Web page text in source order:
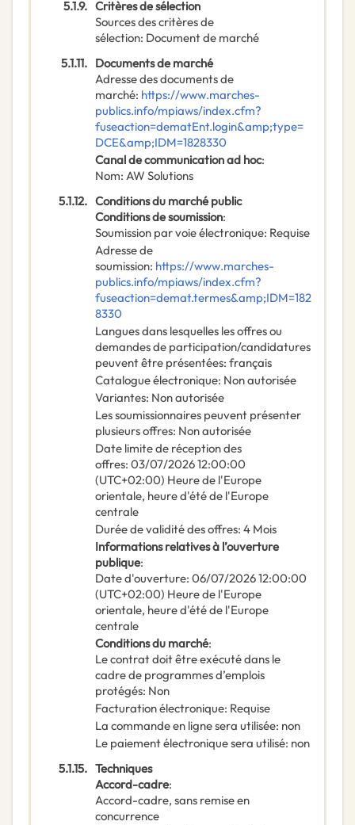
5.1.9. Critères de sélection
Sources des critères de
sélection: Document de marché
5.1.11. Documents de marché
Adresse des documents de
marché: https://www.marches-
publics.info/mpiaws/index.cfm?
fuseaction=dematEnt.login&amp;type=
DCE&amp;IDM=1828330
Canal de communication ad hoc:
Nom: AW Solutions
5.1.12. Conditions du marché public
Conditions de soumission:
Soumission par voie électronique: Requise
Adresse de
soumission: https://www.marches-
publics.info/mpiaws/index.cfm?
fuseaction=demat.termes&amp;IDM=182
8330
Langues dans lesquelles les offres ou
demandes de participation/candidatures
peuvent être présentées: français
Catalogue électronique: Non autorisée
Variantes: Non autorisée
Les soumissionnaires peuvent présenter
plusieurs offres: Non autorisée
Date limite de réception des
offres: 03/07/202612:00:00
(UTC+02:00) Heure de l'Europe
orientale, heure d'été de l'Europe
centrale
Durée de validité des offres: 4 Mois
Informations relatives à l’ouverture
publique:
Date d'ouverture: 06/07/202612:00:00
(UTC+02:00) Heure de l'Europe
orientale, heure d'été de l'Europe
centrale
Conditions du marché:
Le contrat doit être exécuté dans le
cadre de programmes d’emplois
protégés: Non
Facturation électronique: Requise
La commande en ligne sera utilisée: non
Le paiement électronique sera utilisé: non
5.1.15. Techniques
Accord-cadre:
Accord-cadre, sans remise en
concurrence